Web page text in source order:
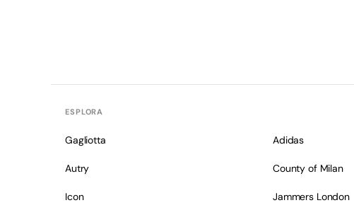
ESPLORA
Gagliotta Adidas
Autry County of Milan
Icon Jammers London